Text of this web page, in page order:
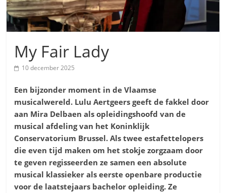
My Fair Lady
10 december 2025
Een bijzonder moment in de Vlaamse
musicalwereld. Lulu Aertgeers geeft de fakkel door
aan Mira Delbaen als opleidingshoofd van de
musical afdeling van het Koninklijk
Conservatorium Brussel. Als twee estafettelopers
die even tijd maken om het stokje zorgzaam door
te geven regisseerden ze samen een absolute
musical klassieker als eerste openbare productie
voor de laatstejaars bachelor opleiding. Ze